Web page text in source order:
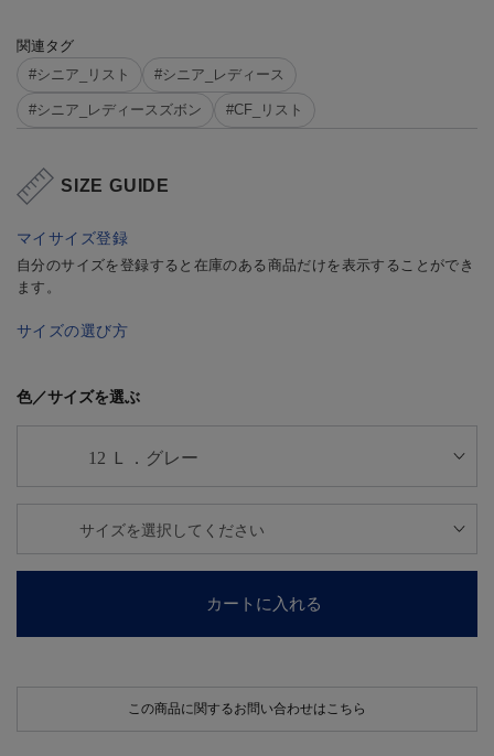
関連タグ
#シニア_リスト
#シニア_レディース
#シニア_レディースズボン #CF_リスト
SIZE GUIDE
マイサイズ登録
自分のサイズを登録すると在庫のある商品だけを表示することができ
ます。
サイズの選び方
色／サイズを選ぶ
カートに入れる
この商品に関するお問い合わせはこちら